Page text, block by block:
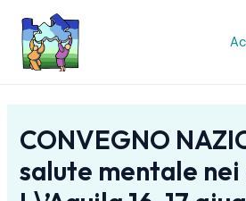
contenuto
CONVEGNO
salute mentale
Navigazione
articoli